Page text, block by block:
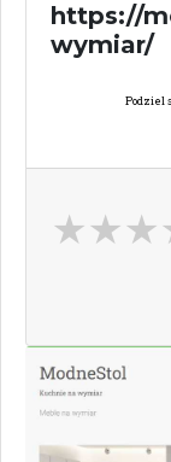
https://
wymiar/
Podziel